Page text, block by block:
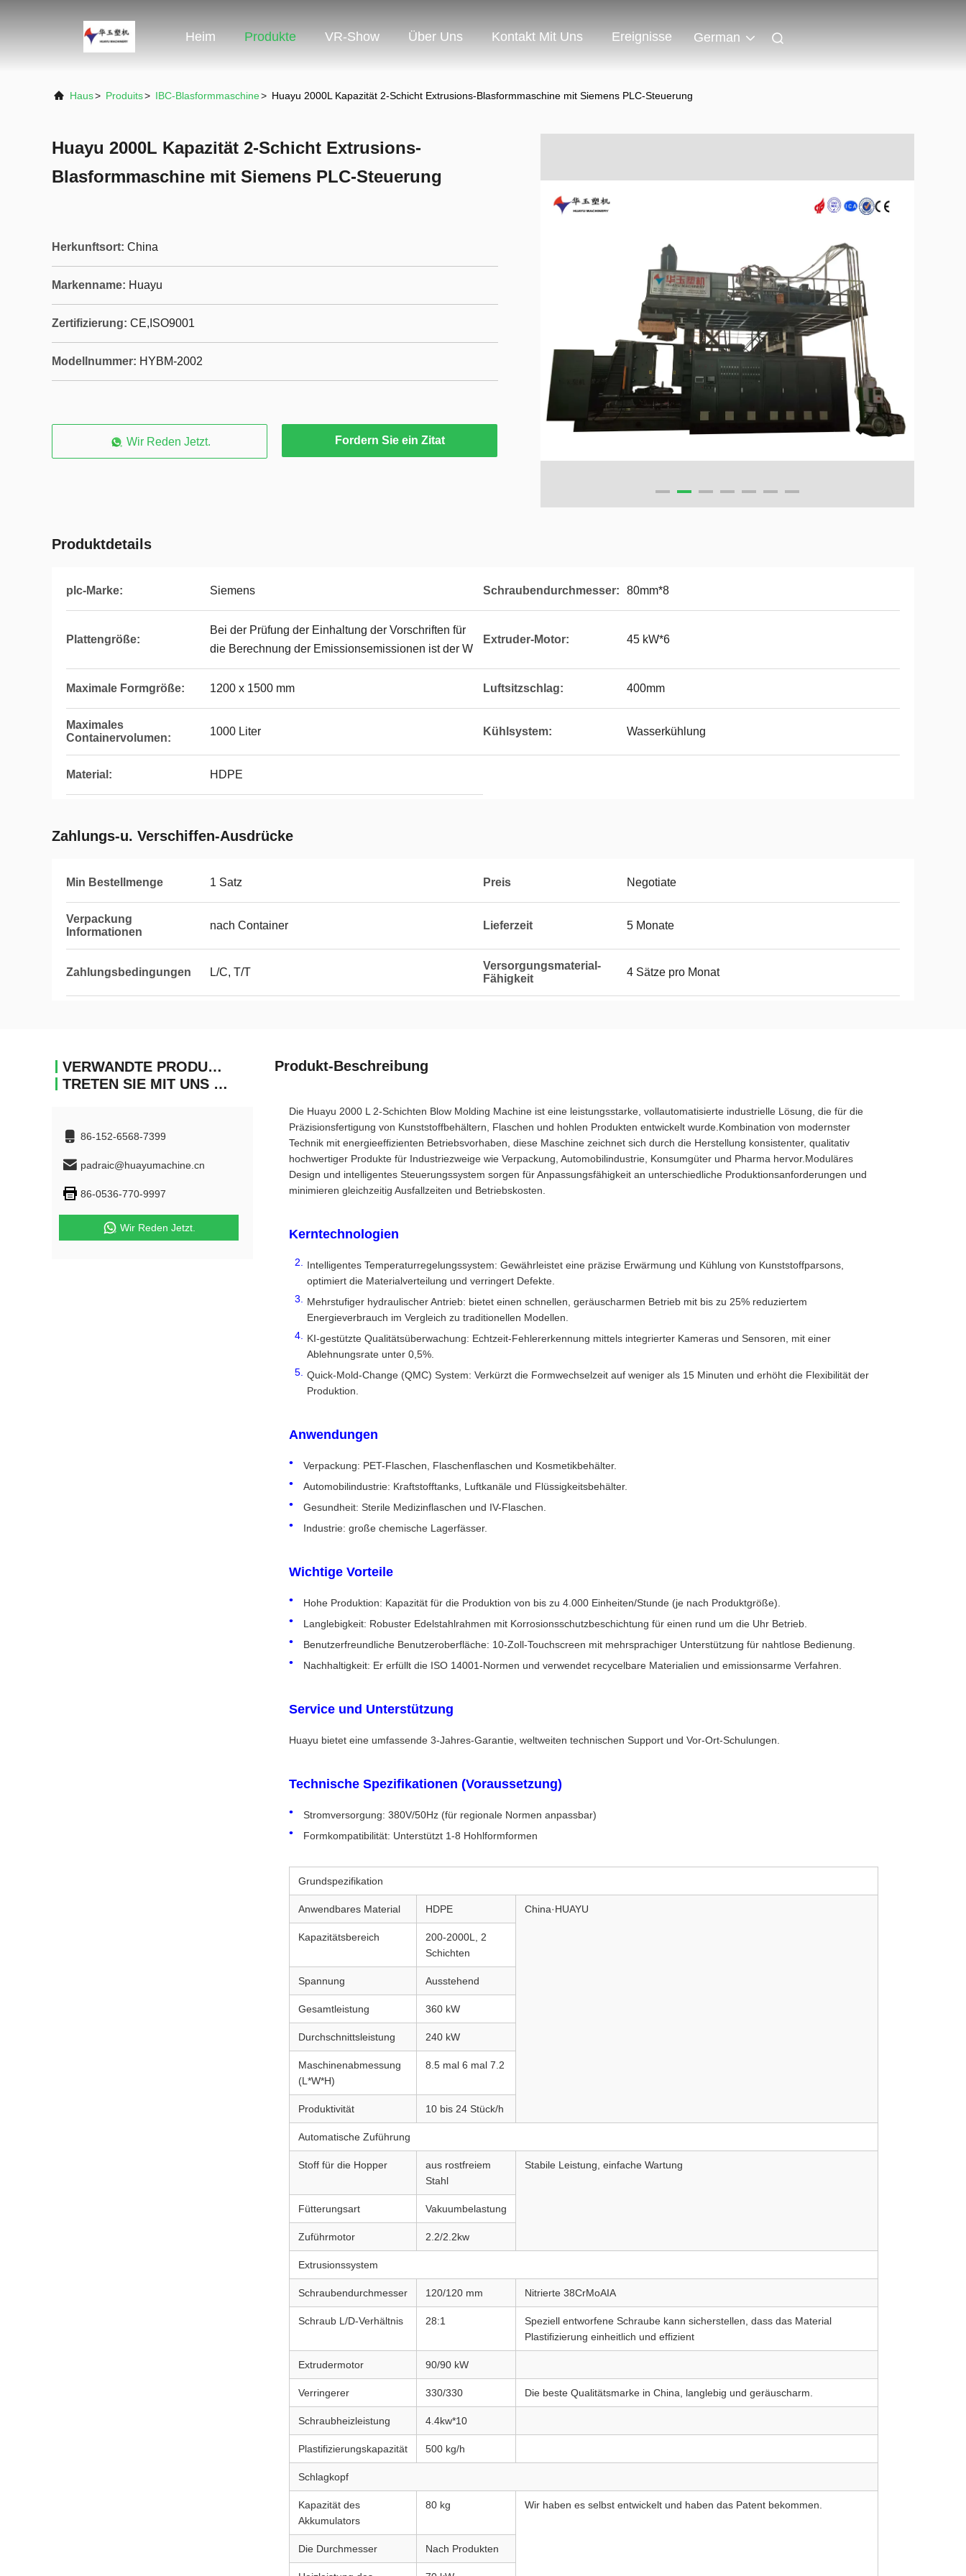
Heim Produkte VR-Show Über Uns Kontakt Mit Uns Ereignisse German
Haus> Produits> IBC-Blasformmaschine> Huayu 2000L Kapazität 2-Schicht Extrusions-Blasformmaschine mit Siemens PLC-Steuerung
Huayu 2000L Kapazität 2-Schicht Extrusions-
Blasformmaschine mit Siemens PLC-Steuerung
Herkunftsort: China
Markenname: Huayu
Zertifizierung: CE,ISO9001
Modellnummer: HYBM-2002
Wir Reden Jetzt. Fordern Sie ein Zitat
Produktdetails
plc-Marke: Siemens Schraubendurchmesser: 80mm*8
Plattengröße:
Bei der Prüfung der Einhaltung der Vorschriften für
die Berechnung der Emissionsemissionen ist der W
Extruder-Motor: 45 kW*6
Maximale Formgröße: 1200 x 1500 mm Luftsitzschlag: 400mm
Maximales
Containervolumen:
1000 Liter Kühlsystem: Wasserkühlung
Material: HDPE
Zahlungs-u. Verschiffen-Ausdrücke
Min Bestellmenge 1 Satz Preis Negotiate
Verpackung
Informationen
nach Container Lieferzeit 5 Monate
Zahlungsbedingungen L/C, T/T
Versorgungsmaterial-
Fähigkeit
4 Sätze pro Monat
VERWANDTE PRODUKTE
TRETEN SIE MIT UNS IN VERBINDUNG
86-152-6568-7399
padraic@huayumachine.cn
86-0536-770-9997
Wir Reden Jetzt.
Produkt-Beschreibung
Die Huayu 2000 L 2-Schichten Blow Molding Machine ist eine leistungsstarke, vollautomatisierte industrielle Lösung, die für die
Präzisionsfertigung von Kunststoffbehältern, Flaschen und hohlen Produkten entwickelt wurde.Kombination von modernster
Technik mit energieeffizienten Betriebsvorhaben, diese Maschine zeichnet sich durch die Herstellung konsistenter, qualitativ
hochwertiger Produkte für Industriezweige wie Verpackung, Automobilindustrie, Konsumgüter und Pharma hervor.Moduläres
Design und intelligentes Steuerungssystem sorgen für Anpassungsfähigkeit an unterschiedliche Produktionsanforderungen und
minimieren gleichzeitig Ausfallzeiten und Betriebskosten.
Kerntechnologien
Intelligentes Temperaturregelungssystem: Gewährleistet eine präzise Erwärmung und Kühlung von Kunststoffparsons,
optimiert die Materialverteilung und verringert Defekte.
Mehrstufiger hydraulischer Antrieb: bietet einen schnellen, geräuscharmen Betrieb mit bis zu 25% reduziertem
Energieverbrauch im Vergleich zu traditionellen Modellen.
KI-gestützte Qualitätsüberwachung: Echtzeit-Fehlererkennung mittels integrierter Kameras und Sensoren, mit einer
Ablehnungsrate unter 0,5%.
Quick-Mold-Change (QMC) System: Verkürzt die Formwechselzeit auf weniger als 15 Minuten und erhöht die Flexibilität der
Produktion.
Anwendungen
Verpackung: PET-Flaschen, Flaschenflaschen und Kosmetikbehälter.
Automobilindustrie: Kraftstofftanks, Luftkanäle und Flüssigkeitsbehälter.
Gesundheit: Sterile Medizinflaschen und IV-Flaschen.
Industrie: große chemische Lagerfässer.
Wichtige Vorteile
Hohe Produktion: Kapazität für die Produktion von bis zu 4.000 Einheiten/Stunde (je nach Produktgröße).
Langlebigkeit: Robuster Edelstahlrahmen mit Korrosionsschutzbeschichtung für einen rund um die Uhr Betrieb.
Benutzerfreundliche Benutzeroberfläche: 10-Zoll-Touchscreen mit mehrsprachiger Unterstützung für nahtlose Bedienung.
Nachhaltigkeit: Er erfüllt die ISO 14001-Normen und verwendet recycelbare Materialien und emissionsarme Verfahren.
Service und Unterstützung
Huayu bietet eine umfassende 3-Jahres-Garantie, weltweiten technischen Support und Vor-Ort-Schulungen.
Technische Spezifikationen (Voraussetzung)
Stromversorgung: 380V/50Hz (für regionale Normen anpassbar)
Formkompatibilität: Unterstützt 1-8 Hohlformformen
Grundspezifikation
Anwendbares Material HDPE China·HUAYU
Kapazitätsbereich
200-2000L, 2
Schichten
Spannung Ausstehend
Gesamtleistung 360 kW
Durchschnittsleistung 240 kW
Maschinenabmessung
(L*W*H)
8.5 mal 6 mal 7.2
Produktivität 10 bis 24 Stück/h
Automatische Zuführung
Stoff für die Hopper
aus rostfreiem
Stahl
Stabile Leistung, einfache Wartung
Fütterungsart Vakuumbelastung
Zuführmotor 2.2/2.2kw
Extrusionssystem
Schraubendurchmesser 120/120 mm Nitrierte 38CrMoAIA
Schraub L/D-Verhältnis 28:1
Speziell entworfene Schraube kann sicherstellen, dass das Material
Plastifizierung einheitlich und effizient
Extrudermotor 90/90 kW
Verringerer 330/330 Die beste Qualitätsmarke in China, langlebig und geräuscharm.
Schraubheizleistung 4.4kw*10
Plastifizierungskapazität 500 kg/h
Schlagkopf
Kapazität des
Akkumulators
80 kg Wir haben es selbst entwickelt und haben das Patent bekommen.
Die Durchmesser Nach Produkten